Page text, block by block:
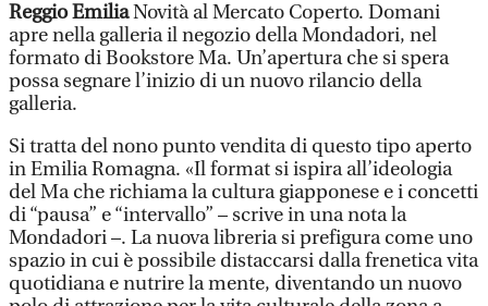
Reggio EmiliaNovità al Mercato Coperto. Domani
apre nella galleria il negozio della Mondadori, nel
formato di Bookstore Ma. Un’apertura che si spera
possa segnare l’inizio di un nuovo rilancio della
galleria.
Si tratta del nono punto vendita di questo tipo aperto
in Emilia Romagna. «Il format si ispira all’ideologia
del Ma che richiama la cultura giapponese e i concetti
di “pausa” e “intervallo” – scrive in una nota la
Mondadori –. La nuova libreria si prefigura come uno
spazio in cui è possibile distaccarsi dalla frenetica vita
quotidiana e nutrire la mente, diventando un nuovo